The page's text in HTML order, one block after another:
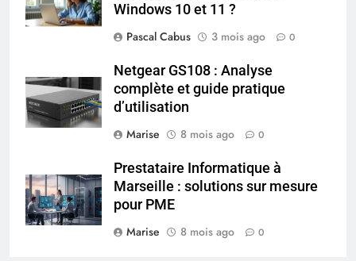
Windows 10 et 11 ?
Pascal Cabus
3 mois ago 0
Netgear GS108 : Analyse
complète et guide pratique
d’utilisation
Marise
8 mois ago 0
Prestataire Informatique à
Marseille : solutions sur mesure
pour PME
Marise
8 mois ago 0
seniors: aménagement et
BIEN ÊTRE
Voyance à La Rochelle : où
sérieux à un tarif juste ?
BIEN ÊTRE
8
Sclérose en plaques et